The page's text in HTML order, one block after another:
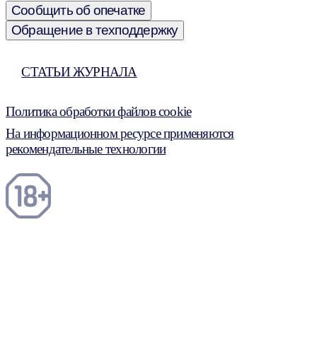
Сообщить об опечатке
Обращение в техподдержку
СТАТЬИ ЖУРНАЛА
Политика обработки файлов cookie
На информационном ресурсе применяются
рекомендательные технологии